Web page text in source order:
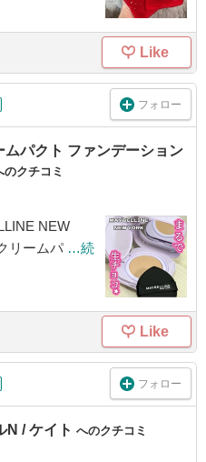
Like
フォロー
ムパクト ファンデーション
のクチコミ
NEW
リームパ …続
Like
フォロー
N / ケイト へのクチコミ